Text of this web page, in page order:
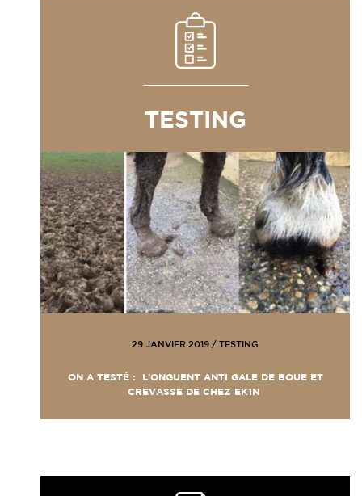
TESTING
29 JANVIER 2019 / TESTING
ON A TESTÉ : L’ONGUENT ANTI GALE DE BOUE ET
CREVASSE DE CHEZ EK1N